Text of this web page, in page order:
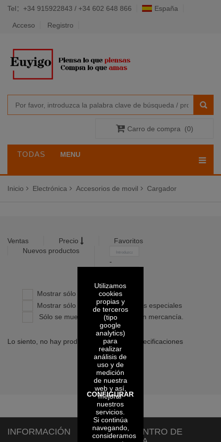
Utilizamos
cookies
propias y
de terceros
(tipo
google
analytics)
para
realizar
análisis de
uso y de
medición
de nuestra
web y así,
mejorar
nuestros
servicios.
Si continúa
navegando,
consideramos
CONFIGURAR
Tel：+34 915922843 / +34 602 648 866 España
Acceso Registro
Carro de compra (0)
TODAS
LAS
CATEGORÍAS
MENU
Inicio Electrónica Accesorios de movil Cargador
Ventas Precio
Favoritos
Nuevos productos
-
Mostrar sólo productos propios
Mostrar sólo productos con precios especiales
Sólo se muestran los artículos con mercancía.
Lo siento, no hay productos con dichas especificaciones
INFORMACIÓN
CENTRO DE